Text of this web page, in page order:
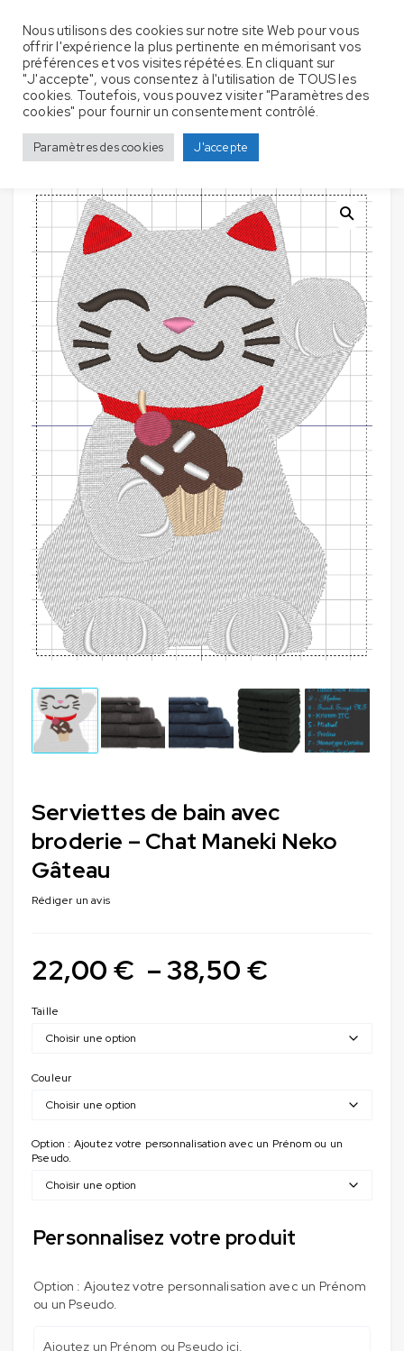
Accueil Serviette de bain Chats
Serviettes de bain avec
broderie – Chat Maneki Neko Gâteau
Serviettes de bain avec
broderie – Chat Maneki Neko
Gâteau
Rédiger un avis
22,00 € –38,50 €
Taille
Couleur
Option : Ajoutez votre personnalisation avec un Prénom ou un
Pseudo.
Personnalisez votre produit
Option : Ajoutez votre personnalisation avec un Prénom
ou un Pseudo.
Nous utilisons des cookies sur notre site Web pour vous
offrir l'expérience la plus pertinente en mémorisant vos
préférences et vos visites répétées. En cliquant sur
"J'accepte", vous consentez à l'utilisation de TOUS les
cookies. Toutefois, vous pouvez visiter "Paramètres des
cookies" pour fournir un consentement contrôlé.
Paramètres des cookies J'accepte